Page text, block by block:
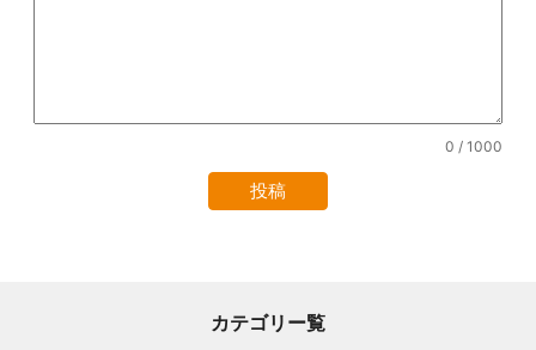
0 / 1000
カテゴリー覧